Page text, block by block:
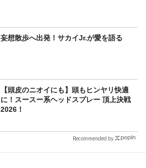
妄想散歩へ出発！サカイJr.が愛を語る
【頭皮のニオイにも】頭もヒンヤリ快適
に！スースー系ヘッドスプレー 頂上決戦
2026！
Recommended by